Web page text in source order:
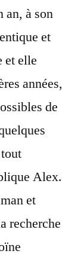
an, à son
et
et elle
années,
de
Alex.
et
recherche